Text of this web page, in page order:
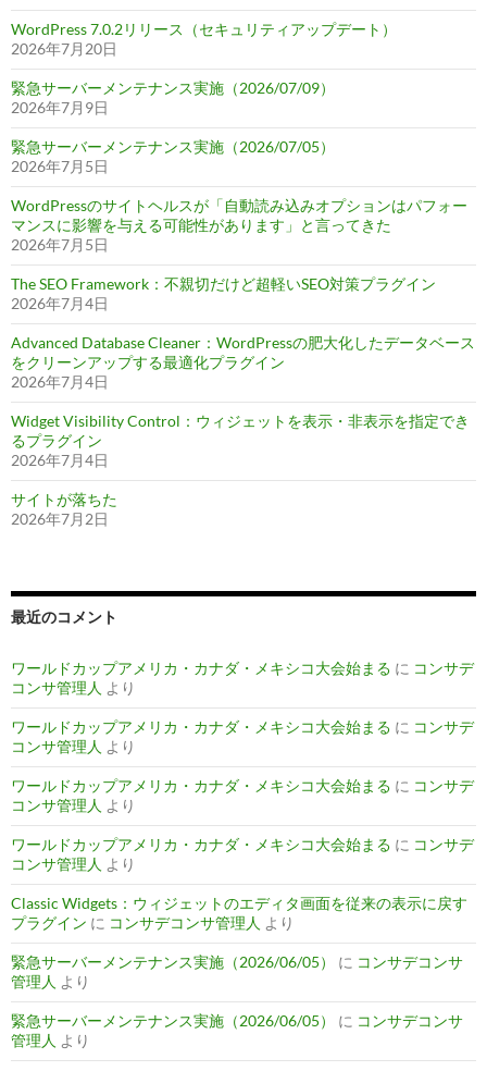
WordPress 7.0.2リリース（セキュリティアップデート）
2026年7月20日
緊急サーバーメンテナンス実施（2026/07/09）
2026年7月9日
緊急サーバーメンテナンス実施（2026/07/05）
2026年7月5日
WordPressのサイトヘルスが「自動読み込みオプションはパフォー
マンスに影響を与える可能性があります」と言ってきた
2026年7月5日
The SEO Framework：不親切だけど超軽いSEO対策プラグイン
2026年7月4日
Advanced Database Cleaner：WordPressの肥大化したデータベース
をクリーンアップする最適化プラグイン
2026年7月4日
Widget Visibility Control：ウィジェットを表示・非表示を指定でき
るプラグイン
2026年7月4日
サイトが落ちた
2026年7月2日
最近のコメント
ワールドカップアメリカ・カナダ・メキシコ大会始まる に コンサデ
コンサ管理人 より
ワールドカップアメリカ・カナダ・メキシコ大会始まる に コンサデ
コンサ管理人 より
ワールドカップアメリカ・カナダ・メキシコ大会始まる に コンサデ
コンサ管理人 より
ワールドカップアメリカ・カナダ・メキシコ大会始まる に コンサデ
コンサ管理人 より
Classic Widgets：ウィジェットのエディタ画面を従来の表示に戻す
プラグイン に コンサデコンサ管理人 より
緊急サーバーメンテナンス実施（2026/06/05） に コンサデコンサ
管理人 より
緊急サーバーメンテナンス実施（2026/06/05） に コンサデコンサ
管理人 より